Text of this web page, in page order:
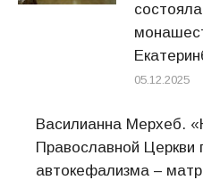
05.12.2025
Василианна Мерхеб.
Православной Церкви
автокефализма –